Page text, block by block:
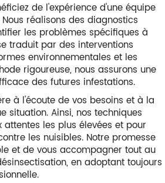
de l'expérience d'une équipe
réalisons des diagnostics
les problèmes spécifiques à
traduit par des interventions
environnementales et les
rigoureuse, nous assurons une
des futures infestations.
à l'écoute de vos besoins et à la
situation. Ainsi, nos techniques
les plus élevées et pour
les nuisibles. Notre promesse
et de vous accompagner tout au
en adoptant toujours